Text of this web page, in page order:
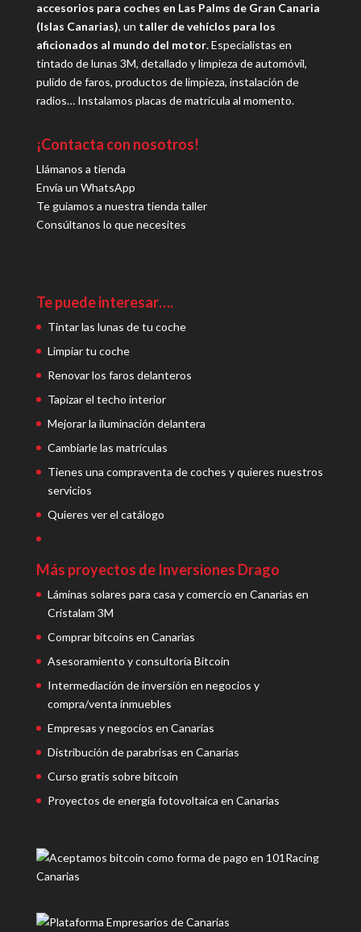
accesorios para coches en Las Palms de Gran Canaria
(Islas Canarias), un taller de vehíclos para los
aficionados al mundo del motor. Especialistas en
tintado de lunas 3M, detallado y limpieza de automóvil,
pulido de faros, productos de limpieza, instalación de
radios… Instalamos placas de matrícula al momento.
¡Contacta con nosotros!
Llámanos a tienda
Envía un WhatsApp
Te guiamos a nuestra tienda taller
Consúltanos lo que necesites
Te puede interesar….
Tintar las lunas de tu coche
Limpiar tu coche
Renovar los faros delanteros
Tapizar el techo interior
Mejorar la iluminación delantera
Cambiarle las matrículas
Tienes una compraventa de coches y quieres nuestros
servicios
Quieres ver el catálogo
Más proyectos de Inversiones Drago
Láminas solares para casa y comercio en Canarias en
Cristalam 3M
Comprar bitcoins en Canarias
Asesoramiento y consultoría Bitcoin
Intermediación de inversión en negocios y
compra/venta inmuebles
Empresas y negocios en Canarias
Distribución de parabrisas en Canarias
Curso gratis sobre bitcoin
Proyectos de energía fotovoltaica en Canarias